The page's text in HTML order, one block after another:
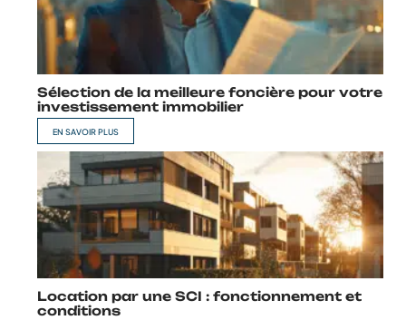
Sélection de la meilleure foncière pour votre
investissement immobilier
EN SAVOIR PLUS
Location par une SCI : fonctionnement et
conditions